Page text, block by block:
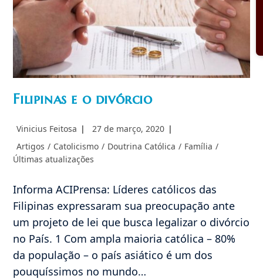
Filipinas e o divórcio
Autor
post:
Vinicius Feitosa
Post
27 de março, 2020
Categoria
do
Artigos / Catolicismo / Doutrina Católica / Família /
Últimas atualizações
Informa ACIPrensa: Líderes católicos das
Filipinas expressaram sua preocupação ante
um projeto de lei que busca legalizar o divórcio
no País. 1 Com ampla maioria católica – 80%
da população – o país asiático é um dos
pouquíssimos no mundo…